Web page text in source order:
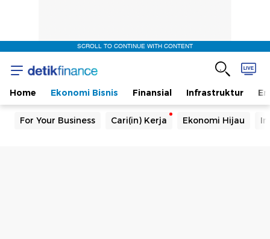
SCROLL TO CONTINUE WITH CONTENT
Home Ekonomi Bisnis Finansial Infrastruktur
For Your Business Cari(in) Kerja Ekonomi Hijau